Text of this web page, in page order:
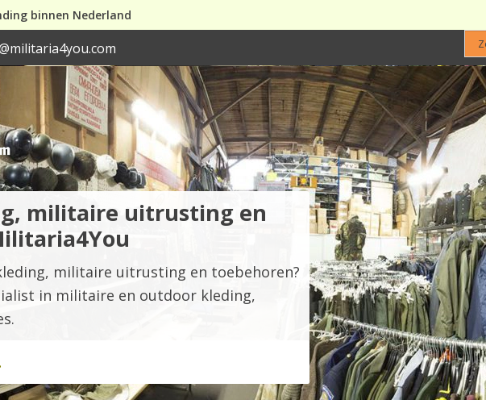
binnen Nederland
militaire uitrusting en
militaire uitrusting en toebehoren?
in militaire en outdoor kleding,